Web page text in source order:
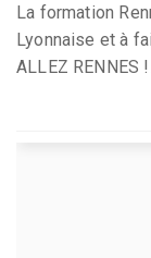
La formation
Lyonnaise et à
ALLEZ RENNES